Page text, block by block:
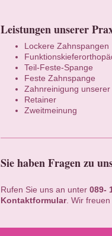
Leistungen unserer
Lockere Zahnspangen
Teil-Feste-Spange
Feste Zahnspange
Zahnreinigung
Retainer
Zweitmeinung
Sie haben Fragen zu
Rufen Sie uns an unter 089-
Kontaktformular. Wir